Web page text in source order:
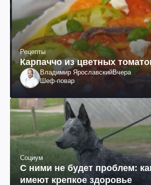
Рецепты
Карпаччо из цветных
Владимир ЯрославскийВчера
Шеф-повар
Социум
С ними не будет проблем:
имеют крепкое здоровье